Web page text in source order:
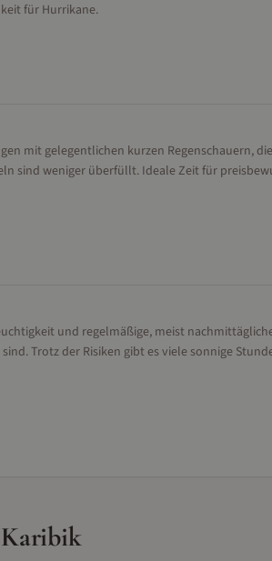
für Hurrikane.
mit gelegentlichen kurzen Regenschauern,
sind weniger überfüllt. Ideale Zeit für
und regelmäßige, meist
Trotz der Risiken gibt es viele sonnige